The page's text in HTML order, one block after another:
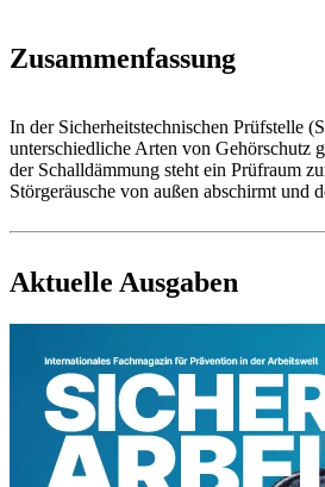
Zusammenfassung
In der Sicherheitstechnischen Prüfstelle
unterschiedliche Arten von Gehörschutz
der Schalldämmung steht ein Prüfraum
Störgeräusche von außen abschirmt und
Aktuelle Ausgaben